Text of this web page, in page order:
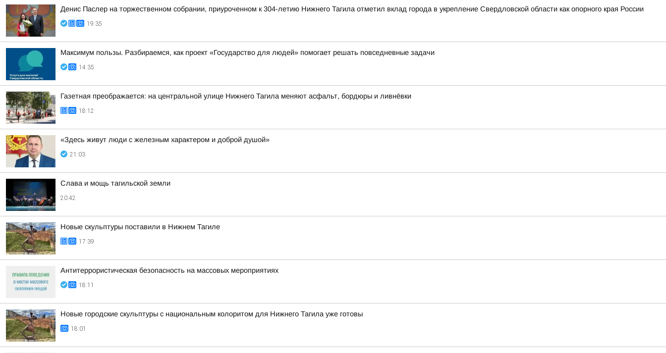
Денис Паслер на торжественном собрании, приуроченном к 304-летию Нижнего Тагила отметил вклад города в укрепление Свердловской области как опорного края России
19:35
Максимум пользы. Разбираемся, как проект «Государство для людей» помогает решать повседневные задачи
14:35
Газетная преображается: на центральной улице Нижнего Тагила меняют асфальт, бордюры и ливнёвки
18:12
«Здесь живут люди с железным характером и доброй душой»
21:03
Слава и мощь тагильской земли
20:42
Новые скульптуры поставили в Нижнем Тагиле
17:39
Антитеррористическая безопасность на массовых мероприятиях
18:11
Новые городские скульптуры с национальным колоритом для Нижнего Тагила уже готовы
18:01